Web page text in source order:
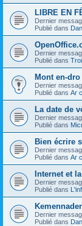
LIBRE EN
Dernier
Publié dans
Dernier
Publié dans
Mont en-dro
Dernier
Publié dans Ar
La date de
Dernier
Publié dans
Bien écrire
Dernier
Publié dans Ar
Internet et
Dernier
Publié dans
Dernier
Publié dans